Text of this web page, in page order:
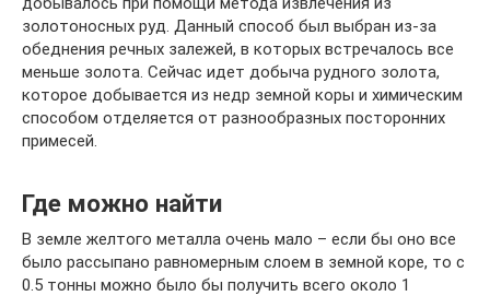
золотоносных руд. Данный способ был выбран из-за
обеднения речных залежей, в которых встречалось все
меньше золота. Сейчас идет добыча рудного золота,
которое добывается из недр земной коры и химическим
способом отделяется от разнообразных посторонних
примесей.
Где можно найти
В земле желтого металла очень мало – если бы оно все
было рассыпано равномерным слоем в земной коре, то с
0.5 тонны можно было бы получить всего около 1